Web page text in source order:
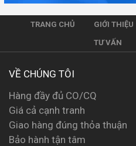
TRANG CHỦ GIỚI THIỆU
TƯ VẤN
VỀ CHÚNG TÔI
Hàng đầy đủ CO/CQ
Giá cả cạnh tranh
Giao hàng đúng thỏa thuận
Bảo hành tận tâm